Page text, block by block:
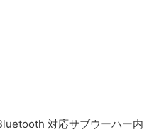
対応サブウーハー内